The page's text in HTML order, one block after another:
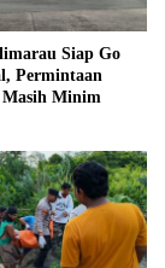
Siap Go
Permintaan
Masih Minim